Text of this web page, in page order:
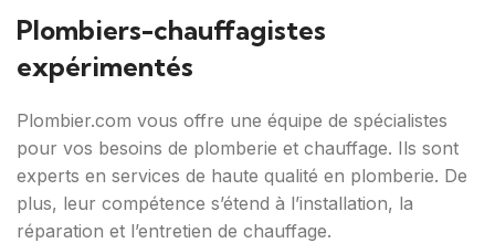
Plombiers-chauffagistes
expérimentés
Plombier.com vous offre une équipe de spécialistes
pour vos besoins de plomberie et chauffage. Ils sont
experts en services de haute qualité en plomberie. De
plus, leur compétence s’étend à l’installation, la
réparation et l’entretien de chauffage.